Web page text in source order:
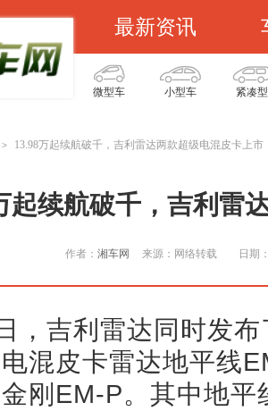
最新资讯
微型车 小型车 紧凑型
> 13.98万起续航破千，吉利雷达两款超级电混皮卡上市
起续航破千，吉利雷
作者： 湘车网 来源：网络转载 日期
，吉利雷达同时发
混皮卡雷达地平线
刚EM-P。其中地